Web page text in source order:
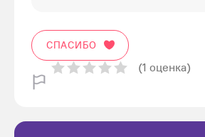
СПАСИБО
(1 оценка)